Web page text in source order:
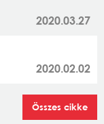
2020.03.27
2020.02.02
Összes cikke